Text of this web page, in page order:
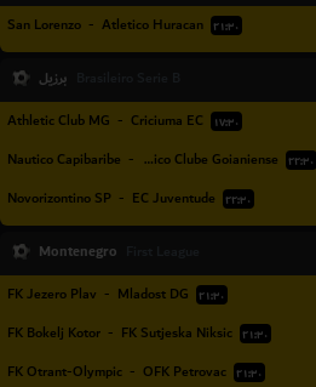
San Lorenzo - Atletico Huracan ۲۱:۳۰
برزیل
Athletic Club MG - Criciuma EC ۱۷:۳۰
Nautico Capibaribe - Atletico Clube Goianiense ۲۲:۳۰
Novorizontino SP - EC Juventude ۲۲:۳۰
Montenegro
FK Jezero Plav - Mladost DG ۲۱:۳۰
FK Bokelj Kotor - FK Sutjeska Niksic ۲۱:۳۰
FK Otrant-Olympic - OFK Petrovac ۲۱:۳۰